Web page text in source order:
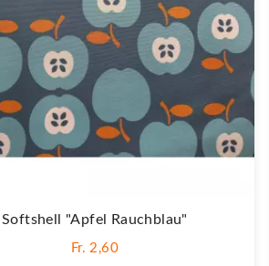
Softshell "Apfel Rauchblau"
Fr. 2,60